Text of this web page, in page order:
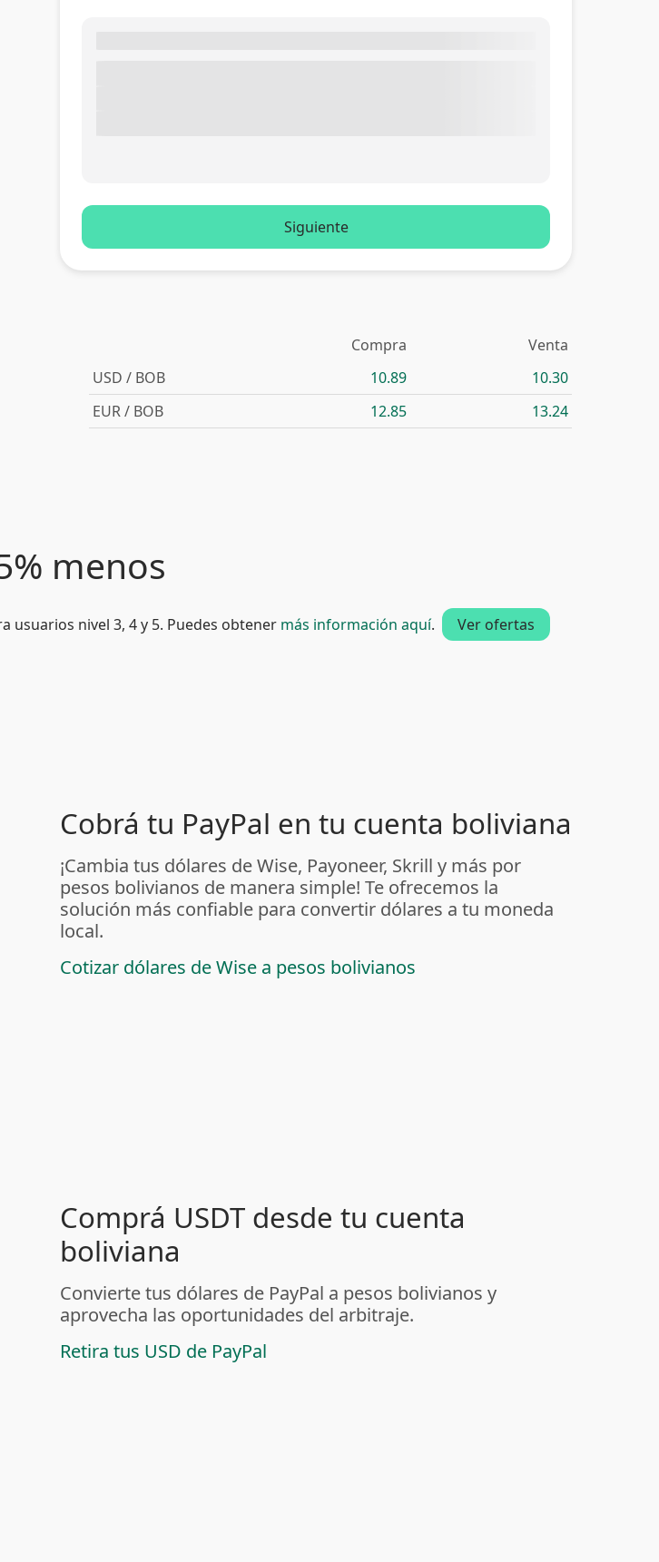
Siguiente
Compra
Venta
USD / BOB
10.89
10.30
EUR / BOB
12.85 13.24
menos
usuarios nivel 3, 4 y 5. Puedes obtener más información aquí. Ver ofertas
Cobrá tu PayPal en tu cuenta boliviana
¡Cambia tus dólares de Wise, Payoneer, Skrill y más por
pesos bolivianos de manera simple! Te ofrecemos la
solución más confiable para convertir dólares a tu moneda
local.
Cotizar dólares de Wise a pesos bolivianos
Comprá USDT desde tu cuenta
boliviana
Convierte tus dólares de PayPal a pesos bolivianos y
aprovecha las oportunidades del arbitraje.
Retira tus USD de PayPal